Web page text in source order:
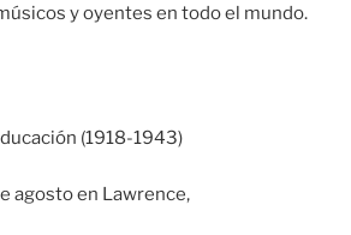
y oyentes en todo el mundo.
(1918-1943)
agosto en Lawrence,